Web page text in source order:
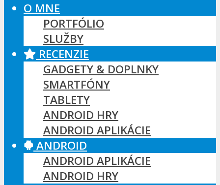
O MNE
PORTFÓLIO
SLUŽBY
RECENZIE
GADGETY & DOPLNKY
SMARTFÓNY
TABLETY
ANDROID HRY
ANDROID APLIKÁCIE
ANDROID
ANDROID APLIKÁCIE
ANDROID HRY